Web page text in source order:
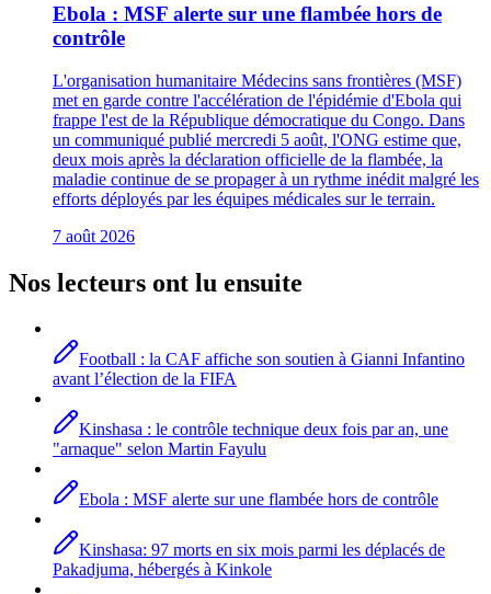
Ebola : MSF alerte sur une flambée hors de
contrôle
L'organisation humanitaire Médecins sans frontières (MSF)
met en garde contre l'accélération de l'épidémie d'Ebola qui
frappe l'est de la République démocratique du Congo. Dans
un communiqué publié mercredi 5 août, l'ONG estime que,
deux mois après la déclaration officielle de la flambée, la
maladie continue de se propager à un rythme inédit malgré les
efforts déployés par les équipes médicales sur le terrain.
7 août 2026
Nos lecteurs ont lu ensuite
Football : la CAF affiche son soutien à Gianni Infantino
avant l’élection de la FIFA
Kinshasa : le contrôle technique deux fois par an, une
"arnaque" selon Martin Fayulu
Ebola : MSF alerte sur une flambée hors de contrôle
Kinshasa: 97 morts en six mois parmi les déplacés de
Pakadjuma, hébergés à Kinkole